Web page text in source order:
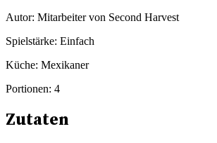
Autor: Mitarbeiter von Second Harvest
Spielstärke: Einfach
Küche: Mexikaner
Portionen: 4
Zutaten